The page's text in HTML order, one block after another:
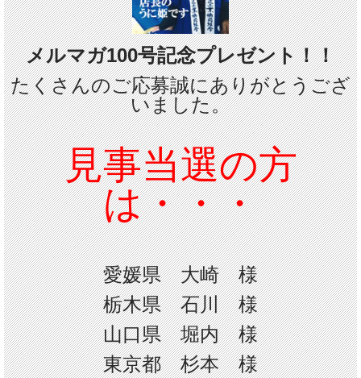
メルマガ100号記念プレゼント！！
たくさんのご応募誠にありがとうござ
いました。
見事当選の方
は・・・
愛媛県 大崎 様
栃木県石川様
山口県 堀内 様
東京都 杉本 様